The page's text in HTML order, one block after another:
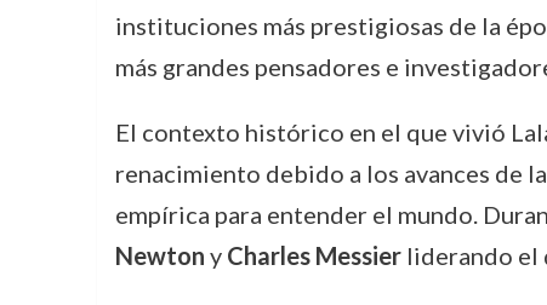
instituciones más prestigiosas de la
más grandes pensadores e
El contexto histórico en el que vivió
renacimiento debido a los avances de la
empírica para entender el mundo.
Newton y Charles Messierliderando el